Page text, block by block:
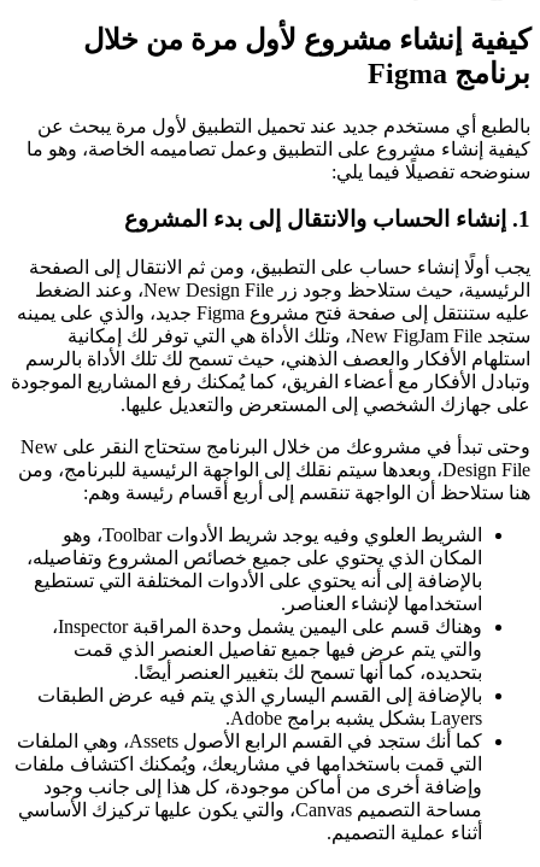
كيفية إنشاء مشروع لأول مرة من خلال
برنامج Figma
بالطبع أي مستخدم جديد عند تحميل التطبيق لأول مرة يبحث عن
كيفية إنشاء مشروع على التطبيق وعمل تصاميمه الخاصة، وهو ما
سنوضحه تفصيلًا فيما يلي:
1. إنشاء الحساب والانتقال إلى بدء المشروع
يجب أولًا إنشاء حساب على التطبيق، ومن ثم الانتقال إلى الصفحة
الرئيسية، حيث ستلاحظ وجود زر New Design File، وعند الضغط
عليه ستنتقل إلى صفحة فتح مشروع Figma جديد، والذي على يمينه
ستجد New FigJam File، وتلك الأداة هي التي توفر لك إمكانية
استلهام الأفكار والعصف الذهني، حيث تسمح لك تلك الأداة بالرسم
وتبادل الأفكار مع أعضاء الفريق، كما يُمكنك رفع المشاريع الموجودة
على جهازك الشخصي إلى المستعرض والتعديل عليها.
وحتى تبدأ في مشروعك من خلال البرنامج ستحتاج النقر على New
Design File، وبعدها سيتم نقلك إلى الواجهة الرئيسية للبرنامج، ومن
هنا ستلاحظ أن الواجهة تنقسم إلى أربع أقسام رئيسة وهم:
الشريط العلوي وفيه يوجد شريط الأدوات Toolbar، وهو
المكان الذي يحتوي على جميع خصائص المشروع وتفاصيله،
بالإضافة إلى أنه يحتوي على الأدوات المختلفة التي تستطيع
استخدامها لإنشاء العناصر.
وهناك قسم على اليمين يشمل وحدة المراقبة Inspector،
والتي يتم عرض فيها جميع تفاصيل العنصر الذي قمت
بتحديده، كما أنها تسمح لك بتغيير العنصر أيضًا.
بالإضافة إلى القسم اليساري الذي يتم فيه عرض الطبقات
Layers بشكل يشبه برامج Adobe.
كما أنك ستجد في القسم الرابع الأصول Assets، وهي الملفات
التي قمت باستخدامها في مشاريعك، ويُمكنك اكتشاف ملفات
وإضافة أخرى من أماكن موجودة، كل هذا إلى جانب وجود
مساحة التصميم Canvas، والتي يكون عليها تركيزك الأساسي
أثناء عملية التصميم.